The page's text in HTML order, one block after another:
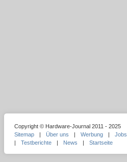
Copyright © Hardware-Journal 2011 - 2025
Sitemap
| Über uns | Werbung | Jobs
|
Testberichte | News | Startseite